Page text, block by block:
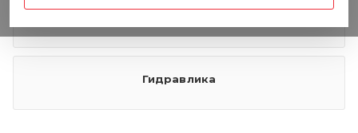
Гидравлика